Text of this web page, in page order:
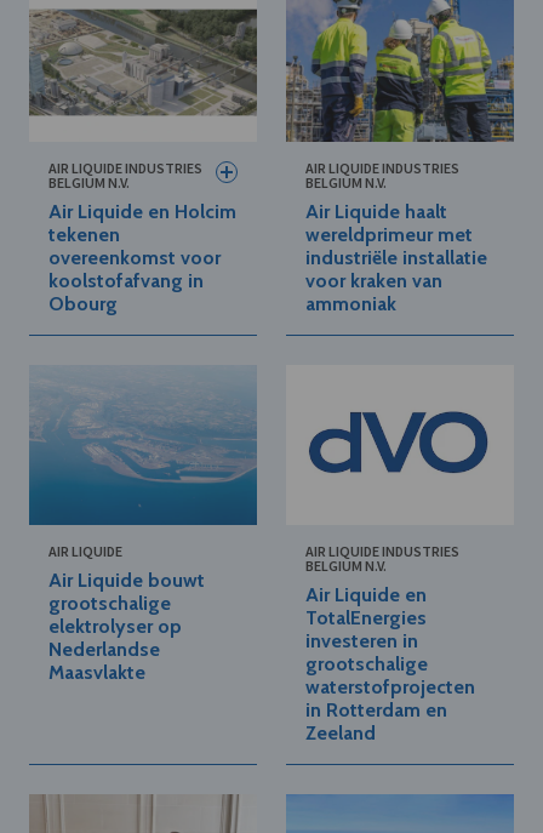
AIR LIQUIDE INDUSTRIES
BELGIUM N.V.
Air Liquide en Holcim
tekenen
overeenkomst voor
koolstofafvang in
Obourg
AIR LIQUIDE INDUSTRIES
BELGIUM N.V.
Air Liquide haalt
wereldprimeur met
industriële installatie
voor kraken van
ammoniak
AIR LIQUIDE
Air Liquide bouwt
grootschalige
elektrolyser op
Nederlandse
Maasvlakte
AIR LIQUIDE INDUSTRIES
BELGIUM N.V.
Air Liquide en
TotalEnergies
investeren in
grootschalige
waterstofprojecten
in Rotterdam en
Zeeland